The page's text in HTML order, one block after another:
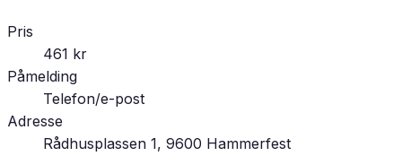
Pris
461 kr
Påmelding
Telefon/e-post
Adresse
Rådhusplassen 1, 9600 Hammerfest